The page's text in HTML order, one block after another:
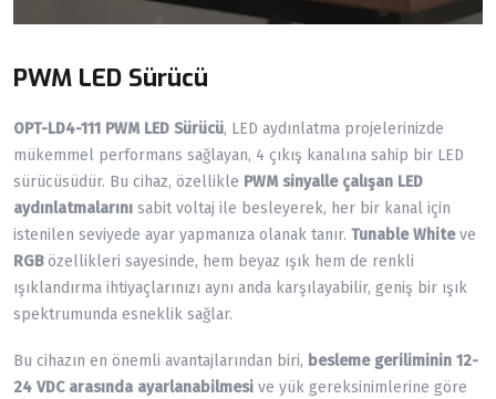
PWM LED Sürücü
OPT-LD4-111 PWM LED Sürücü, LED aydınlatma projelerinizde
mükemmel performans sağlayan, 4 çıkış kanalına sahip bir LED
sürücüsüdür. Bu cihaz, özellikle PWM sinyalle çalışan LED
aydınlatmalarını sabit voltaj ile besleyerek, her bir kanal için
istenilen seviyede ayar yapmanıza olanak tanır. Tunable Whiteve
RGBözellikleri sayesinde, hem beyaz ışık hem de renkli
ışıklandırma ihtiyaçlarınızı aynı anda karşılayabilir, geniş bir ışık
spektrumunda esneklik sağlar.
Bu cihazın en önemli avantajlarından biri, besleme geriliminin 12-
24 VDC arasında ayarlanabilmesi ve yük gereksinimlerine göre